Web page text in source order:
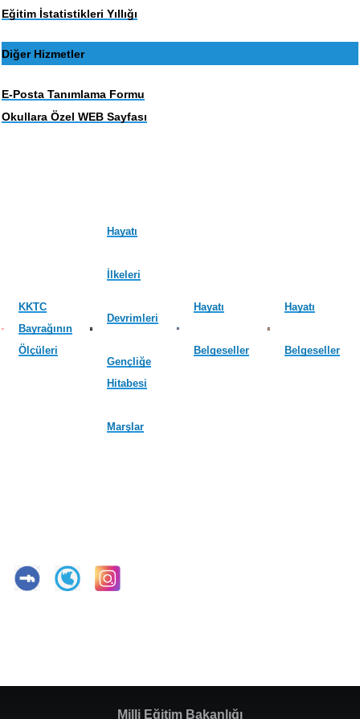
Eğitim İstatistikleri Yıllığı
Diğer Hizmetler
E-Posta Tanımlama Formu
Okullara Özel WEB Sayfası
KKTC
Bayrağının
Ölçüleri
Hayatı
İlkeleri
Devrimleri
Gençliğe
Hitabesi
Marşlar
Hayatı
Belgeseller
Hayatı
Belgeseller
Milli Eğitim Bakanlığı